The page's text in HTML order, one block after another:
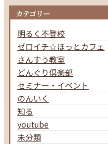
カテゴリー
明るく不登校
ゼロイチ☆ほっとカフェ
さんすう教室
どんぐり倶楽部
セミナー・イベント
のんいく
知る
youtube
未分類